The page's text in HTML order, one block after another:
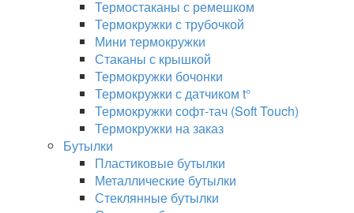
Термостаканы с ремешком
Термокружки с трубочкой
Мини термокружки
Стаканы с крышкой
Термокружки бочонки
Термокружки с датчиком t°
Термокружки софт-тач (Soft Touch)
Термокружки на заказ
Бутылки
Пластиковые бутылки
Металлические бутылки
Стеклянные бутылки